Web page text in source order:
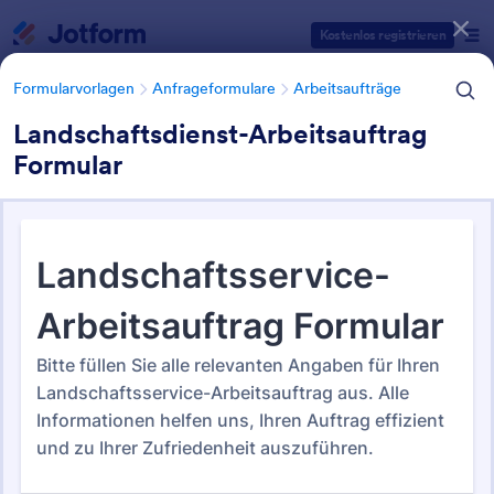
Kostenlos registrieren
Formularvorlagen Anfrageformulare Arbeitsaufträge
Landschaftsdienst-Arbeitsauftrag
Formular
Arbeitsaufträge
38 Vorlagen
Formularvorlagen Kategorien